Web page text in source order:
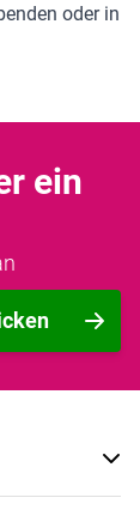
oder in
ein